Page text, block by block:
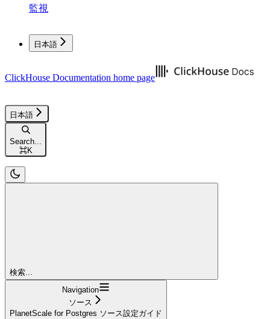
監視
日本語
ClickHouse Documentation home page
日本語
Search...
⌘K
検索...
Navigation
ソース
PlanetScale for Postgres ソース設定ガイド